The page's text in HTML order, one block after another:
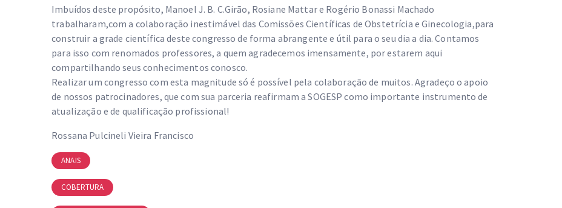
Imbuídos deste propósito, Manoel J. B. C.Girão, Rosiane Mattar e Rogério Bonassi Machado
trabalharam,com a colaboração inestimável das Comissões Científicas de Obstetrícia e Ginecologia,para
construir a grade científica deste congresso de forma abrangente e útil para o seu dia a dia. Contamos
para isso com renomados professores, a quem agradecemos imensamente, por estarem aqui
compartilhando seus conhecimentos conosco.
Realizar um congresso com esta magnitude só é possível pela colaboração de muitos. Agradeço o apoio
de nossos patrocinadores, que com sua parceria reafirmam a SOGESP como importante instrumento de
atualização e de qualificação profissional!
Rossana Pulcineli Vieira Francisco
ANAIS
COBERTURA